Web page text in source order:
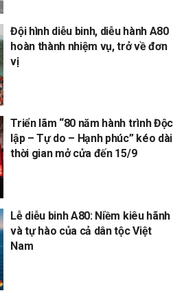
Đội hình diễu binh, diễu hành A80
hoàn thành nhiệm vụ, trở về đơn
vị
Triển lãm “80 năm hành trình Độc
lập – Tự do – Hạnh phúc” kéo dài
thời gian mở cửa đến 15/9
Lễ diễu binh A80: Niềm kiêu hãnh
và tự hào của cả dân tộc Việt
Nam